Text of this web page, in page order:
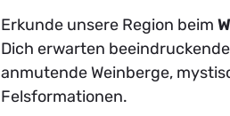
Erkunde unsere Region beim
Dich erwarten
anmutende Weinberge,
Felsformationen.